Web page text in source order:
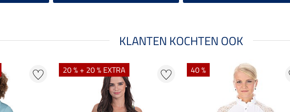
KLANTEN KOCHTEN OOK
20 % + 20 % EXTRA 40 %